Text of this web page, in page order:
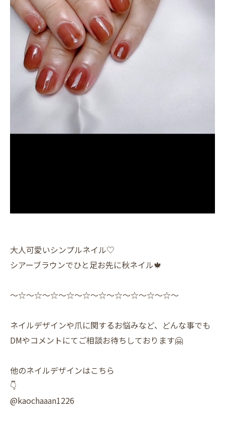
大人可愛いシンプルネイル♡
シアーブラウンでひと足お先に秋ネイル🍁
〜☆〜☆〜☆〜☆〜☆〜☆〜☆〜☆〜☆〜☆〜
ネイルデザインや爪に関するお悩みなど、どんな事でも
DMやコメントにてご相談お待ちしております🤗
他のネイルデザインはこちら
👇
@kaochaaan1226